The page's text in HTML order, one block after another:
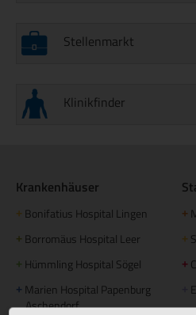
Stellenmarkt
Klinikfinder
Krankenhäuser
+ Bonifatius Hospital Lingen
+ Borromäus Hospital Leer
+ Hümmling Hospital Sögel
+ Marien Hospital Papenburg
Aschendorf
+
+
+